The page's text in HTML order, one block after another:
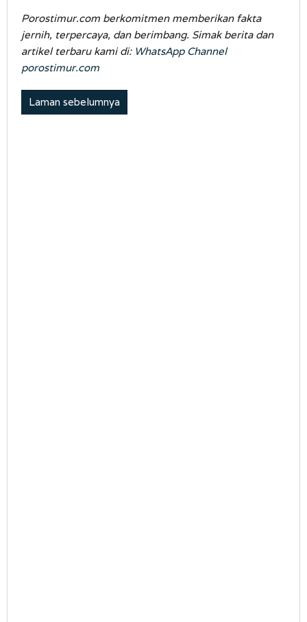
Porostimur.com berkomitmen memberikan fakta
jernih, terpercaya, dan berimbang. Simak berita dan
artikel terbaru kami di: WhatsApp Channel
porostimur.com
Laman sebelumnya